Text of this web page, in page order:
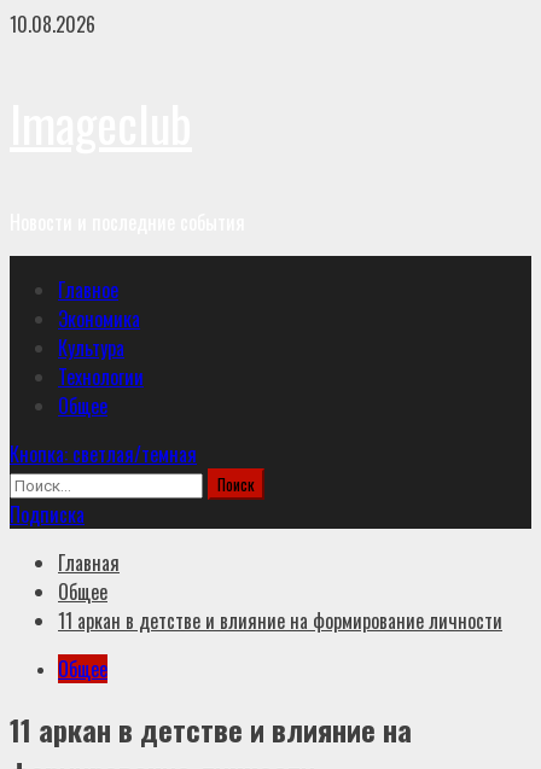
Перейти
10.08.2026
меню Главное
Экономика
Культура
Технологии
Общее
Кнопка: светлая/темная
Найти:
Подписка
Главная
Общее
11 аркан в детстве и влияние на формирование личности
Общее
11 аркан в детстве и влияние на